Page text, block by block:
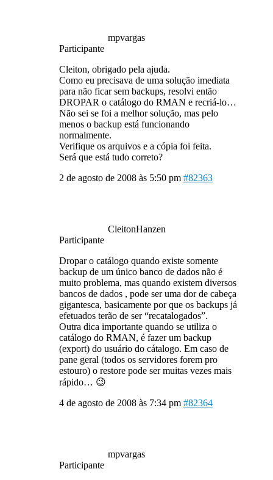
mpvargas
Participante
Cleiton, obrigado pela ajuda.
Como eu precisava de uma solução imediata
para não ficar sem backups, resolvi então
DROPAR o catálogo do RMAN e recriá-lo…
Não sei se foi a melhor solução, mas pelo
menos o backup está funcionando
normalmente.
Verifique os arquivos e a cópia foi feita.
Será que está tudo correto?
2 de agosto de 2008 às 5:50 pm #82363
CleitonHanzen
Participante
Dropar o catálogo quando existe somente
backup de um único banco de dados não é
muito problema, mas quando existem diversos
bancos de dados , pode ser uma dor de cabeça
gigantesca, basicamente por que os backups já
efetuados terão de ser “recatalogados”.
Outra dica importante quando se utiliza o
catálogo do RMAN, é fazer um backup
(export) do usuário do cátalogo. Em caso de
pane geral (todos os servidores forem pro
estouro) o restore pode ser muitas vezes mais
rápido… 😉
4 de agosto de 2008 às 7:34 pm #82364
mpvargas
Participante